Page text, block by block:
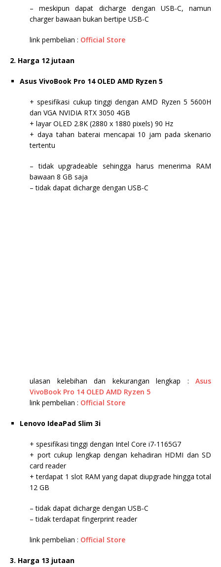
– meskipun dapat dicharge dengan USB-C, namun
charger bawaan bukan bertipe USB-C
link pembelian : Official Store
2. Harga 12 jutaan
Asus VivoBook Pro 14 OLED AMD Ryzen 5
+ spesifikasi cukup tinggi dengan AMD Ryzen 5 5600H
dan VGA NVIDIA RTX 3050 4GB
+ layar OLED 2.8K (2880 x 1880 pixels) 90 Hz
+ daya tahan baterai mencapai 10 jam pada skenario
tertentu
– tidak upgradeable sehingga harus menerima RAM
bawaan 8 GB saja
– tidak dapat dicharge dengan USB-C
ulasan kelebihan dan kekurangan lengkap : Asus
VivoBook Pro 14 OLED AMD Ryzen 5
link pembelian : Official Store
Lenovo IdeaPad Slim 3i
+ spesifikasi tinggi dengan Intel Core i7-1165G7
+ port cukup lengkap dengan kehadiran HDMI dan SD
card reader
+ terdapat 1 slot RAM yang dapat diupgrade hingga total
12 GB
– tidak dapat dicharge dengan USB-C
– tidak terdapat fingerprint reader
link pembelian : Official Store
3. Harga 13 jutaan